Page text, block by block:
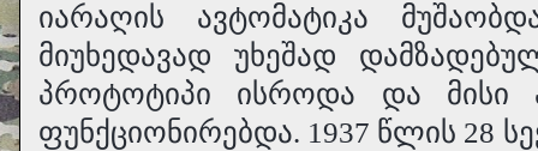
იარაღის ავტომატიკა
მიუხედავად უხეშად
პროტოტიპი ისროდა და მისი
ფუნქციონირებდა. 1937 წლის 28